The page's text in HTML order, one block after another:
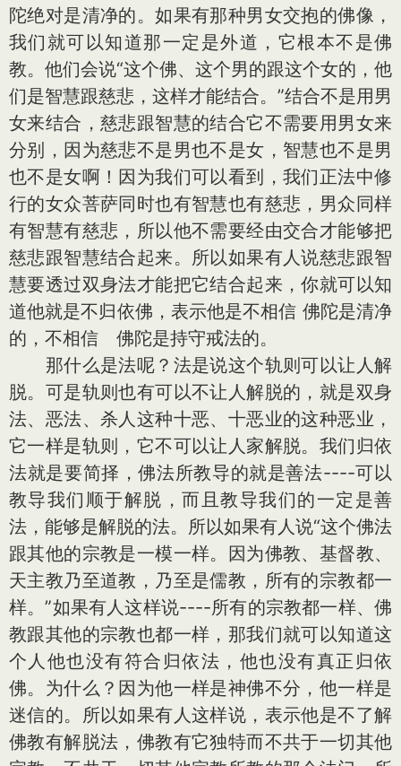
陀绝对是清净的。如果有那种男女交抱的佛像，
我们就可以知道那一定是外道，它根本不是佛
教。他们会说“这个佛、这个男的跟这个女的，他
们是智慧跟慈悲，这样才能结合。”结合不是用男
女来结合，慈悲跟智慧的结合它不需要用男女来
分别，因为慈悲不是男也不是女，智慧也不是男
也不是女啊！因为我们可以看到，我们正法中修
行的女众菩萨同时也有智慧也有慈悲，男众同样
有智慧有慈悲，所以他不需要经由交合才能够把
慈悲跟智慧结合起来。所以如果有人说慈悲跟智
慧要透过双身法才能把它结合起来，你就可以知
道他就是不归依佛，表示他是不相信 佛陀是清净
的，不相信 佛陀是持守戒法的。
那什么是法呢？法是说这个轨则可以让人解
脱。可是轨则也有可以不让人解脱的，就是双身
法、恶法、杀人这种十恶、十恶业的这种恶业，
它一样是轨则，它不可以让人家解脱。我们归依
法就是要简择，佛法所教导的就是善法----可以
教导我们顺于解脱，而且教导我们的一定是善
法，能够是解脱的法。所以如果有人说“这个佛法
跟其他的宗教是一模一样。因为佛教、基督教、
天主教乃至道教，乃至是儒教，所有的宗教都一
样。”如果有人这样说----所有的宗教都一样、佛
教跟其他的宗教也都一样，那我们就可以知道这
个人他也没有符合归依法，他也没有真正归依
佛。为什么？因为他一样是神佛不分，他一样是
迷信的。所以如果有人这样说，表示他是不了解
佛教有解脱法，佛教有它独特而不共于一切其他